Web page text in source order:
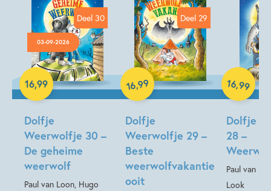
Deel 30
03-09-2026
Dolfje
Weerwolfje 30 –
De geheime
weerwolf
Paul van Loon, Hugo
16,99
Hardcover
Deel 29
Dolfje
Weerwolfje 29 –
Beste
weerwolfvakantie
ooit
16,99
Hardcover
Dolfje
28 –
Paul van
Look
16,99
Hardcover